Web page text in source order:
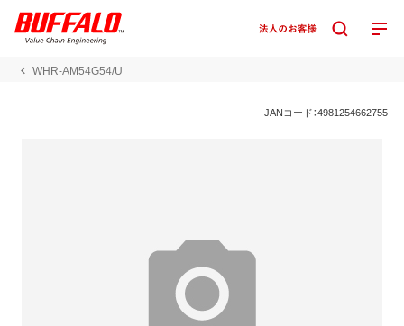
WHR-AM54G54/U
JANコード：4981254662755